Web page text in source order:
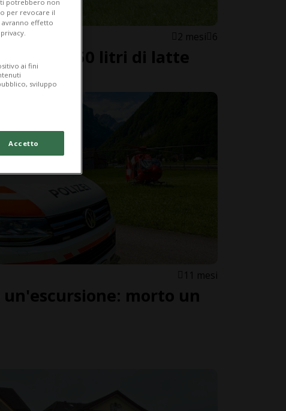
2 mesi 6
150 litri di latte
11 mesi
morto un
potrebbero non
per revocare il
avranno effetto
ai fini
sviluppo
Accetto